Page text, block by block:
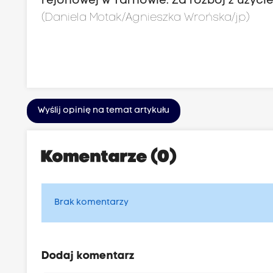
(Daniela Motak/Agnieszka Wrońska/jp)
Wyślij opinię na temat artykułu
Komentarze (0)
Brak komentarzy
Dodaj komentarz